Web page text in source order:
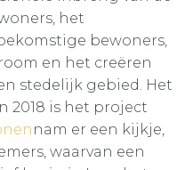
het
bewoners,
en het creëren
stedelijk gebied. Het
2018 is het project
nam er een kijkje,
waarvan een